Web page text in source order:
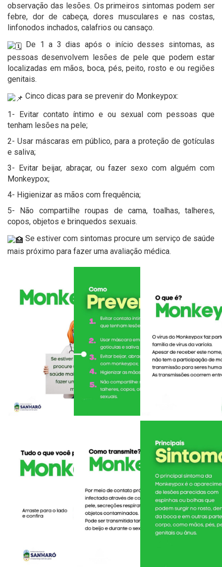
observação das lesões. Os primeiros sintomas podem ser
febre, dor de cabeça, dores musculares e nas costas,
linfonodos inchados, calafrios ou cansaço.
De 1 a 3 dias após o início desses sintomas, as
pessoas desenvolvem lesões de pele que podem estar
localizadas em mãos, boca, pés, peito, rosto e ou regiões
genitais.
Cinco dicas para se prevenir do Monkeypox:
1- Evitar contato íntimo e ou sexual com pessoas que
tenham lesões na pele;
2- Usar máscaras em público, para a proteção de gotículas
e saliva;
3- Evitar beijar, abraçar, ou fazer sexo com alguém com
Monkeypox;
4- Higienizar as mãos com frequência;
5- Não compartilhe roupas de cama, toalhas, talheres,
copos, objetos e brinquedos sexuais.
Se estiver com sintomas procure um serviço de saúde
mais próximo para fazer uma avaliação médica.